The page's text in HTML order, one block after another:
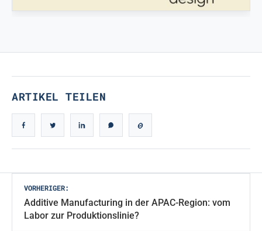
ARTIKEL TEILEN
Beitragsnavigation
VORHERIGER:
Additive Manufacturing in der APAC-Region: vom
Labor zur Produktionslinie?